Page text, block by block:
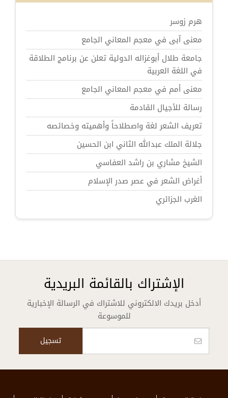
هرم زوسر
معنى آبى في معجم المعاني الجامع
جامعة طلال أبوغزاله الدولية تعلن عن برنامج الطلاقة
في اللغة العربية
معنى أمم في معجم المعاني الجامع
رسالة للأجيال القادمة
تعريف الشعر لغة واصطلاحاً وأهميته وخصائصه
جلالة الملك عبدالله الثاني ابن الحسين
الشيخ مشاري بن راشد العفاسي
أغراض الشعر في عصر صدر الإسلام
الغرب الجزائري
الإشتراك بالقائمة البريدية
أدخل بريدك الالكتروني للاشتراك في الرسالة الإخبارية
للموسوعة